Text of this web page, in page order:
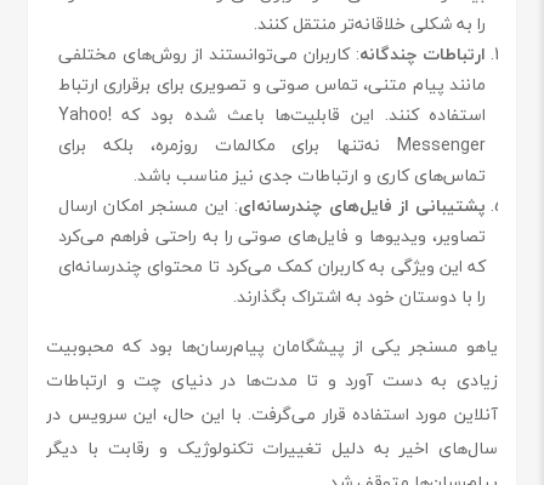
را به شکلی خلاقانه‌تر منتقل کنند.
ارتباطات چندگانه: کاربران می‌توانستند از روش‌های مختلفی
مانند پیام متنی، تماس صوتی و تصویری برای برقراری ارتباط
استفاده کنند. این قابلیت‌ها باعث شده بود که Yahoo!
Messenger نه‌تنها برای مکالمات روزمره، بلکه برای
تماس‌های کاری و ارتباطات جدی نیز مناسب باشد.
پشتیبانی از فایل‌های چندرسانه‌ای: این مسنجر امکان ارسال
تصاویر، ویدیوها و فایل‌های صوتی را به راحتی فراهم می‌کرد
که این ویژگی به کاربران کمک می‌کرد تا محتوای چندرسانه‌ای
را با دوستان خود به اشتراک بگذارند.
یاهو مسنجر یکی از پیشگامان پیام‌رسان‌ها بود که محبوبیت
زیادی به دست آورد و تا مدت‌ها در دنیای چت و ارتباطات
آنلاین مورد استفاده قرار می‌گرفت. با این حال، این سرویس در
سال‌های اخیر به دلیل تغییرات تکنولوژیک و رقابت با دیگر